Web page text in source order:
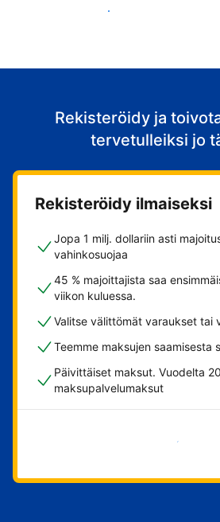
Ala vastaanottaa asiakkaita
Rekisteröidy ja
tervetulleiksi jo
Rekisteröidy ilmaiseksi
Jopa 1 milj. dollariin asti
vahinkosuojaa
45 % majoittajista saa
viikon kuluessa.
Valitse välittömät varaukset tai
Teemme maksujen saamisesta
Päivittäiset maksut. Vuodelta
maksupalvelumaksut
Aloita nyt